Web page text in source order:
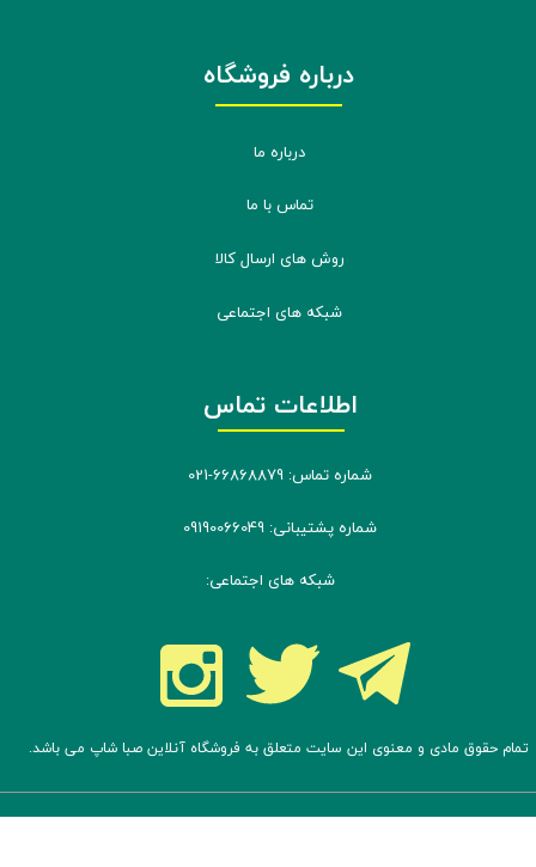
شماره تماس: 66868879-021
شماره پشتیبانی: 09190066049
شبکه های اجتماعی:
تمام حقوق مادی و معنوی این سایت متعلق به فروشگاه آنلاین صبا شاپ می باشد.
درباره فروشگاه
درباره ما
تماس با ما
روش های ارسال کالا
شبکه های اجتماعی
اطلاعات تماس